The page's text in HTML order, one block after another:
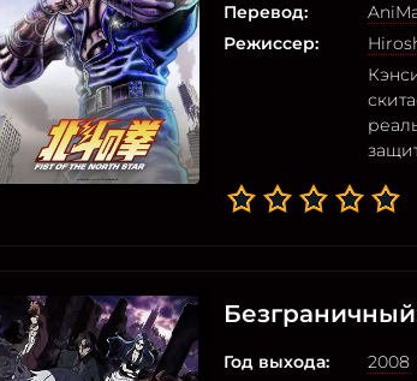
Перевод:
Режиссер:
Год выхода:
2008